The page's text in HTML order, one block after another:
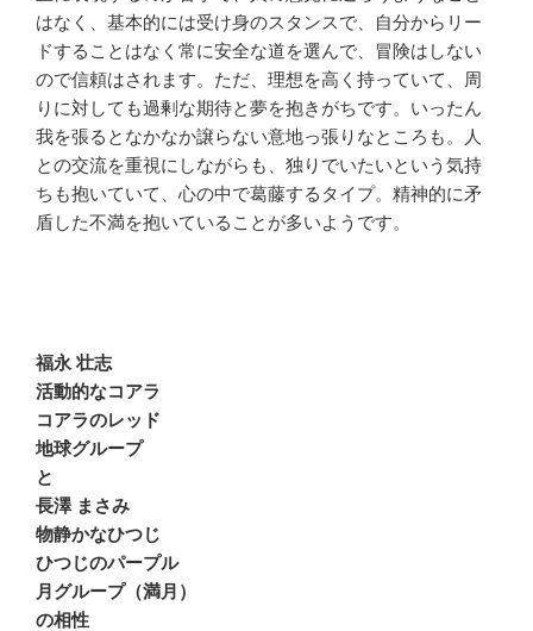
はなく、基本的には受け身のスタンスで、自分からリー
ドすることはなく常に安全な道を選んで、冒険はしない
ので信頼はされます。ただ、理想を高く持っていて、周
りに対しても過剰な期待と夢を抱きがちです。いったん
我を張るとなかなか譲らない意地っ張りなところも。人
との交流を重視にしながらも、独りでいたいという気持
ちも抱いていて、心の中で葛藤するタイプ。精神的に矛
盾した不満を抱いていることが多いようです。
福永 壮志
活動的なコアラ
コアラのレッド
地球グループ
と
長澤 まさみ
物静かなひつじ
ひつじのパープル
月グループ（満月）
の相性